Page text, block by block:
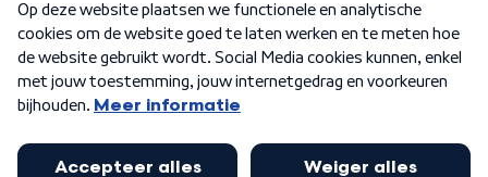
Algemene voorwaarden